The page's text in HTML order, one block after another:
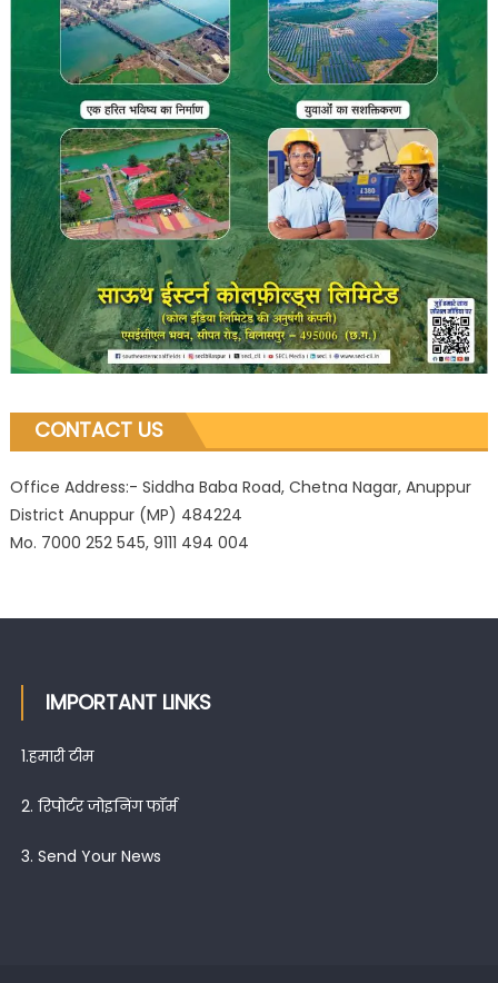
CONTACT US
Office Address:- Siddha Baba Road, Chetna Nagar, Anuppur
District Anuppur (MP) 484224
Mo. 7000 252 545, 9111 494 004
IMPORTANT LINKS
1.हमारी टीम
2. रिपोर्टर जोइनिंग फॉर्म
3. Send Your News